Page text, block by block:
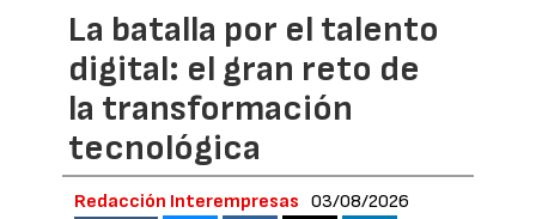
La batalla por el talento
digital: el gran reto de
la transformación
tecnológica
Redacción Interempresas 03/08/2026